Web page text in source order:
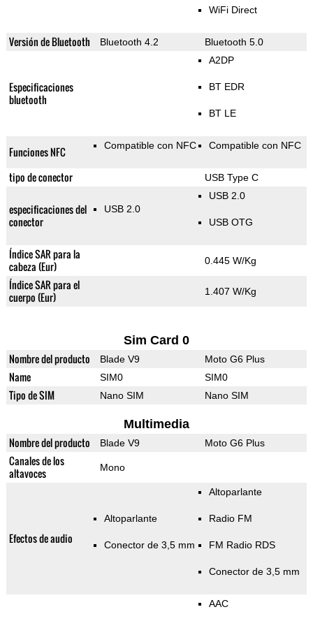
WiFi Direct
Versión de Bluetooth Bluetooth 4.2 Bluetooth 5.0
Especificaciones
bluetooth
A2DP
BT EDR
BT LE
Funciones NFC Compatible con NFC Compatible con NFC
tipo de conector USB Type C
especificaciones del
conector
USB 2.0
USB 2.0
USB OTG
Índice SAR para la
cabeza (Eur)
0.445 W/Kg
Índice SAR para el
cuerpo (Eur)
1.407 W/Kg
Sim Card 0
Nombre del producto Blade V9 Moto G6 Plus
Name SIM0 SIM0
Tipo de SIM Nano SIM Nano SIM
Multimedia
Nombre del producto Blade V9 Moto G6 Plus
Canales de los
altavoces
Mono
Efectos de audio
Altoparlante
Conector de 3,5 mm
Altoparlante
Radio FM
FM Radio RDS
Conector de 3,5 mm
AAC